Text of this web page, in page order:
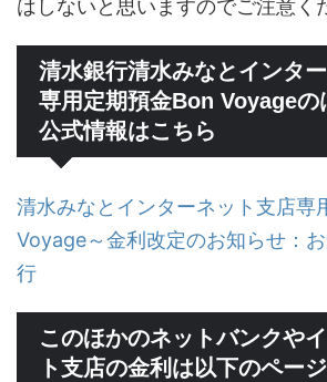
はしないと思いますのでご注意く
清水銀行清水みなとインタ
専用定期預金Bon Voyageの
公式情報はこちら
清水みなとインターネット支店専
Voyage～金利改定のお知らせ：
行
このほかのネットバンクや
ト支店の金利は以下のペー